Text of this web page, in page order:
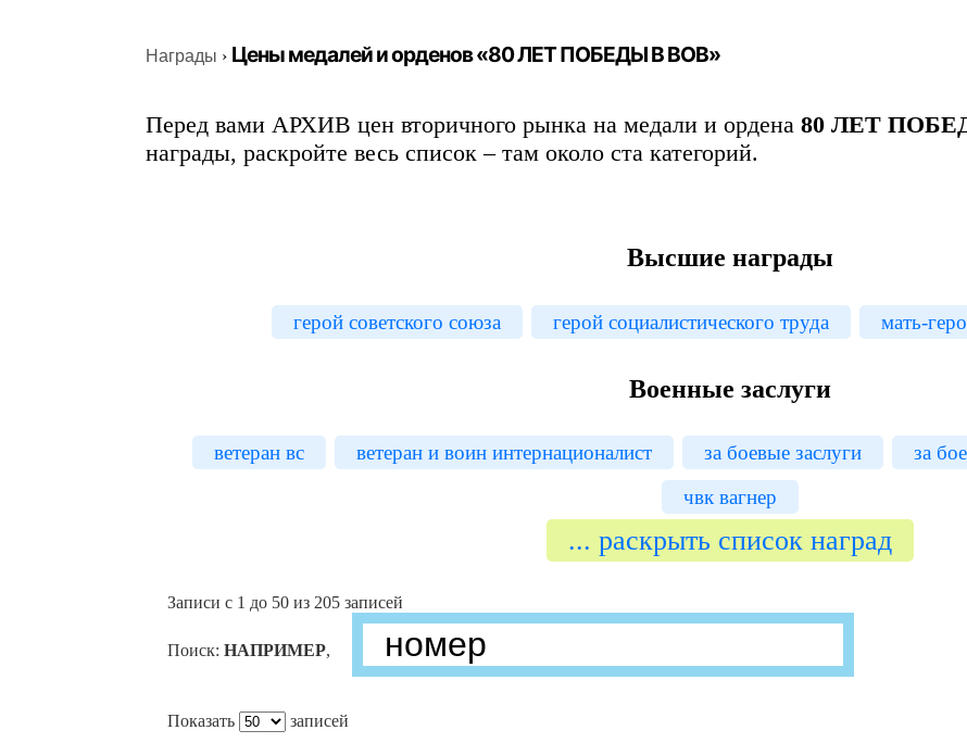
Награды › Цены медалей и орденов «80 ЛЕТ ПОБЕДЫ В ВОВ»
Перед вами АРХИВ цен вторичного рынка на медали и ордена80 ЛЕТ
награды, раскройте весь список – там около ста категорий.
Высшие награды
герой советского союза герой социалистического труда мать-
Военные заслуги
ветеран вс ветеран и воин интернационалист за боевые заслуги за
чвк вагнер
... раскрыть список наград
Записи с 1 до 50 из 205 записей
Поиск:НАПРИМЕР,
Показать записей